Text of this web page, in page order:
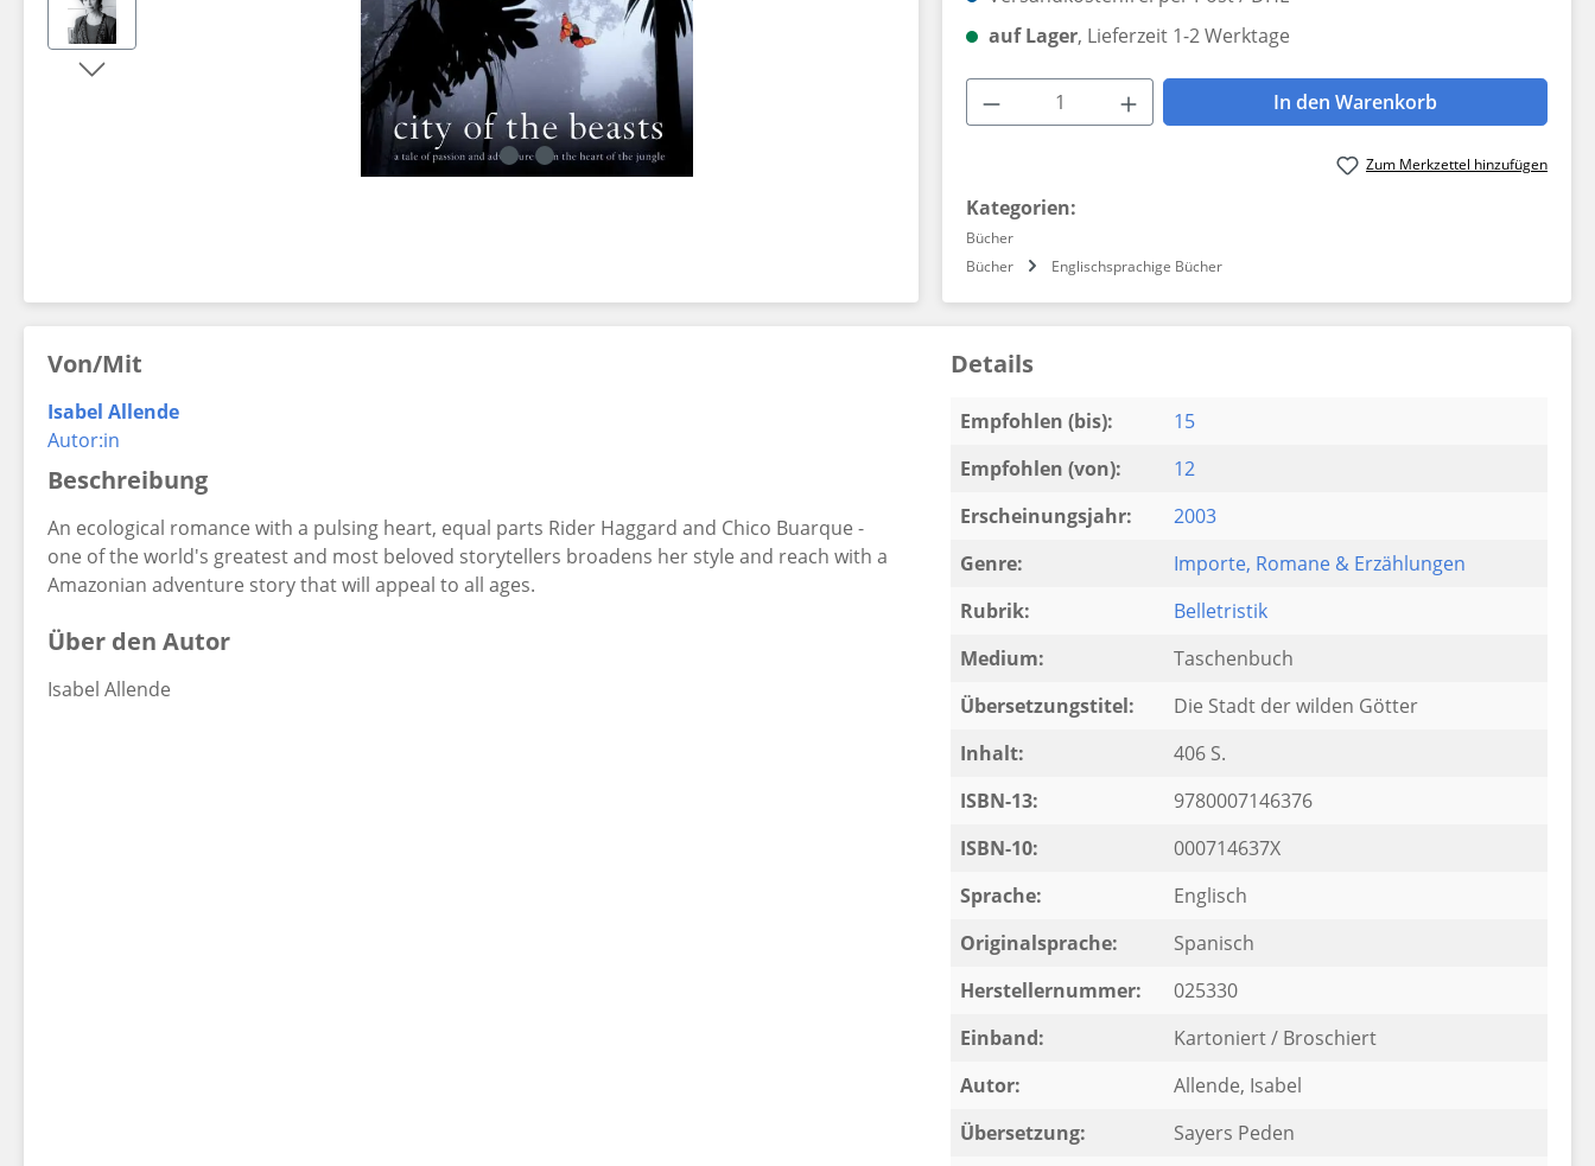
auf Lager, Lieferzeit 1-2 Werktage
Produkt Anzahl: Gib den gewünschten Wert
In den Warenkorb
Zum Merkzettel hinzufügen
Kategorien:
Bücher
Bücher
Englischsprachige Bücher
Von/Mit
Isabel Allende
Autor:in
Beschreibung
An ecological romance with a pulsing heart, equal parts Rider Haggard and Chico Buarque -
one of the world's greatest and most beloved storytellers broadens her style and reach with a
Amazonian adventure story that will appeal to all ages.
Über den Autor
Isabel Allende
Details
Empfohlen (bis):
15
Empfohlen (von):
12
Erscheinungsjahr:
2003
Genre:
Importe, Romane & Erzählungen
Rubrik:
Belletristik
Medium:
Taschenbuch
Übersetzungstitel:
Die Stadt der wilden Götter
Inhalt:
406 S.
ISBN-13:
9780007146376
ISBN-10:
000714637X
Sprache:
Englisch
Originalsprache:
Spanisch
Herstellernummer:
025330
Einband:
Kartoniert / Broschiert
Autor:
Allende, Isabel
Übersetzung:
Sayers Peden